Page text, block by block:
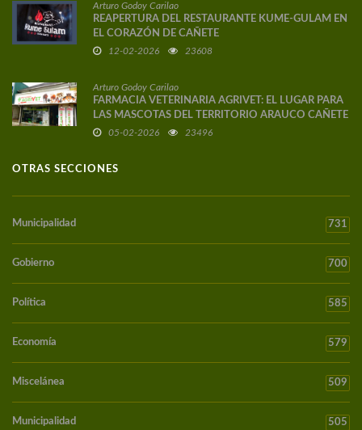
Arturo Godoy Carilao
REAPERTURA DEL RESTAURANTE KUME-GULAM EN
EL CORAZÓN DE CAÑETE
12-02-2026 23608
Arturo Godoy Carilao
FARMACIA VETERINARIA AGRIVET: EL LUGAR PARA
LAS MASCOTAS DEL TERRITORIO ARAUCO CAÑETE
05-02-2026 23496
OTRAS SECCIONES
Municipalidad 731
Gobierno 700
Política 585
Economía 579
Miscelánea 509
Municipalidad 505